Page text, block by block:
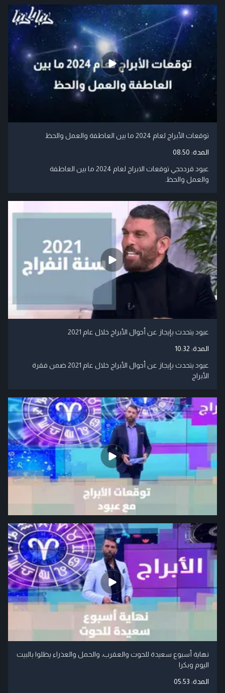
توقعات الأبراج لعام 2024 ما بين العاطفة والعمل والحظ
المدة: 08:50
عبود قردحجي توقعات الابراج لعام 2024 ما بين العاطفة
والعمل والحظ.
عبود يتحدث بإيجاز عن أحوال الأبراج خلال عام 2021
المدة: 10:32
عبود يتحدث بإيجاز عن أحوال الأبراج خلال عام 2021 ضمن فقرة
الأبراج
نهاية أسبوع سعيدة للحوت والعقرب، والحمل والعذراء يظلوا بالبيت
اليوم وبكرا
المدة: 05:53